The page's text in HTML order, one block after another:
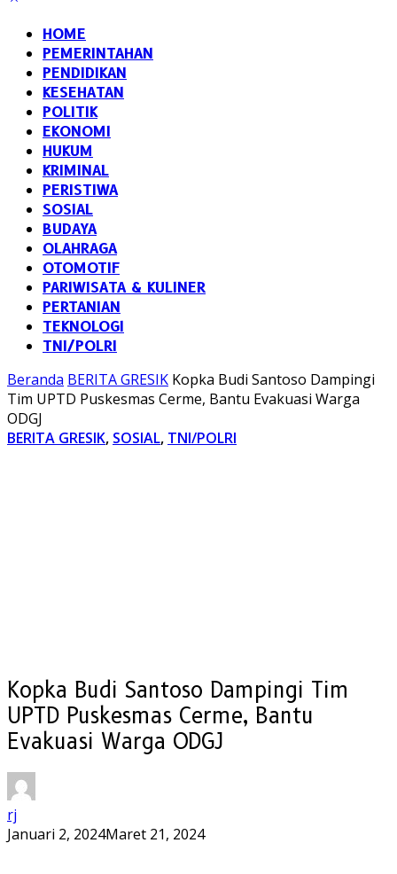
HOME
PEMERINTAHAN
PENDIDIKAN
KESEHATAN
POLITIK
EKONOMI
HUKUM
KRIMINAL
PERISTIWA
SOSIAL
BUDAYA
OLAHRAGA
OTOMOTIF
PARIWISATA & KULINER
PERTANIAN
TEKNOLOGI
TNI/POLRI
Beranda BERITA GRESIK Kopka Budi Santoso Dampingi
Tim UPTD Puskesmas Cerme, Bantu Evakuasi Warga
ODGJ
BERITA GRESIK, SOSIAL, TNI/POLRI
Kopka Budi Santoso Dampingi Tim
UPTD Puskesmas Cerme, Bantu
Evakuasi Warga ODGJ
rj
Januari 2, 2024Maret 21, 2024